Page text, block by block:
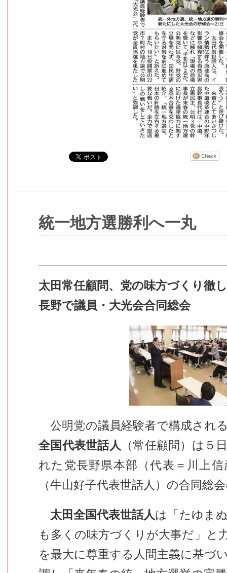
統一地方選勝利へ一丸
太田常任顧問、党の味方づくり徹
長野で議員・大光会合同総会
公明党の議員経験者で構成され
全国代表世話人
（常任顧問）は５
れた党長野県本部（代表＝川上
（牛山好子代表世話人）の合同総
太田全国代表世話人は「たゆま
も多くの味方づくりが大事だ」と
を最大に尊重する人間主義に基づ